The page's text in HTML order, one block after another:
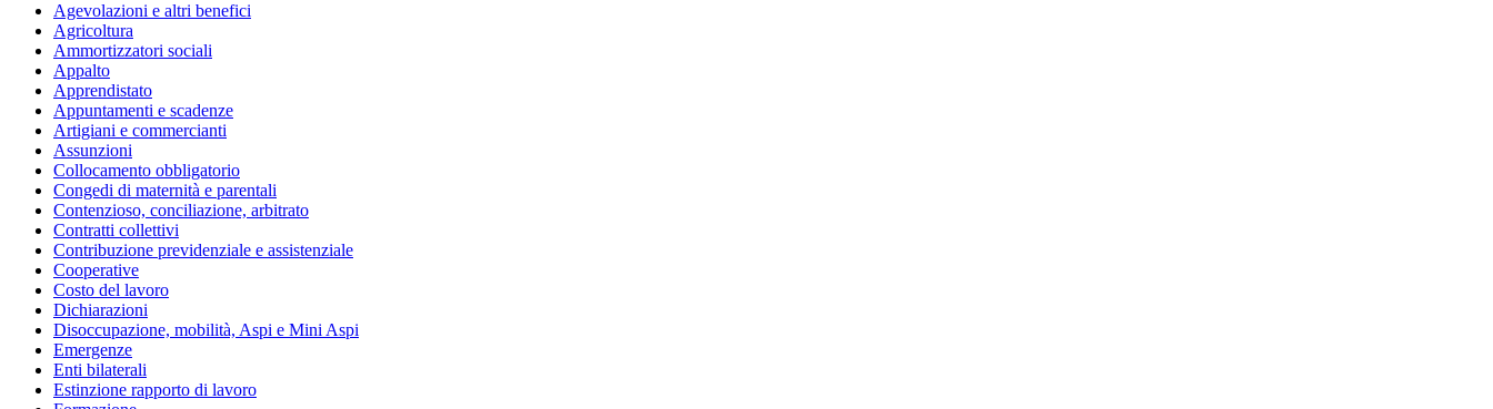
Agevolazioni e altri benefici
Agricoltura
Ammortizzatori sociali
Appalto
Apprendistato
Appuntamenti e scadenze
Artigiani e commercianti
Assunzioni
Collocamento obbligatorio
Congedi di maternità e parentali
Contenzioso, conciliazione, arbitrato
Contratti collettivi
Contribuzione previdenziale e assistenziale
Cooperative
Costo del lavoro
Dichiarazioni
Disoccupazione, mobilità, Aspi e Mini Aspi
Emergenze
Enti bilaterali
Estinzione rapporto di lavoro